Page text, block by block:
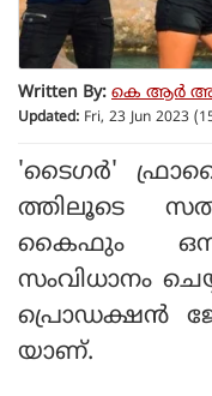
Written By: കെ ആര്‍
Updated: Fri, 23 Jun 2023
'ടൈഗര്‍'
ത്തിലൂടെ
കൈഫും
സംവിധാനം
പ്രൊഡക്ഷന്‍
യാണ്.